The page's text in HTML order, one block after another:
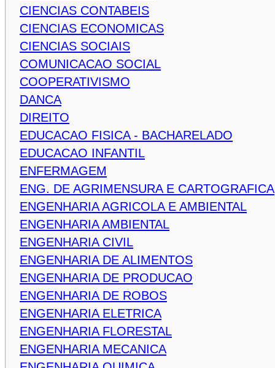
CIENCIAS CONTABEIS
CIENCIAS ECONOMICAS
CIENCIAS SOCIAIS
COMUNICACAO SOCIAL
COOPERATIVISMO
DANCA
DIREITO
EDUCACAO FISICA - BACHARELADO
EDUCACAO INFANTIL
ENFERMAGEM
ENG. DE AGRIMENSURA E CARTOGRAFICA
ENGENHARIA AGRICOLA E AMBIENTAL
ENGENHARIA AMBIENTAL
ENGENHARIA CIVIL
ENGENHARIA DE ALIMENTOS
ENGENHARIA DE PRODUCAO
ENGENHARIA DE ROBOS
ENGENHARIA ELETRICA
ENGENHARIA FLORESTAL
ENGENHARIA MECANICA